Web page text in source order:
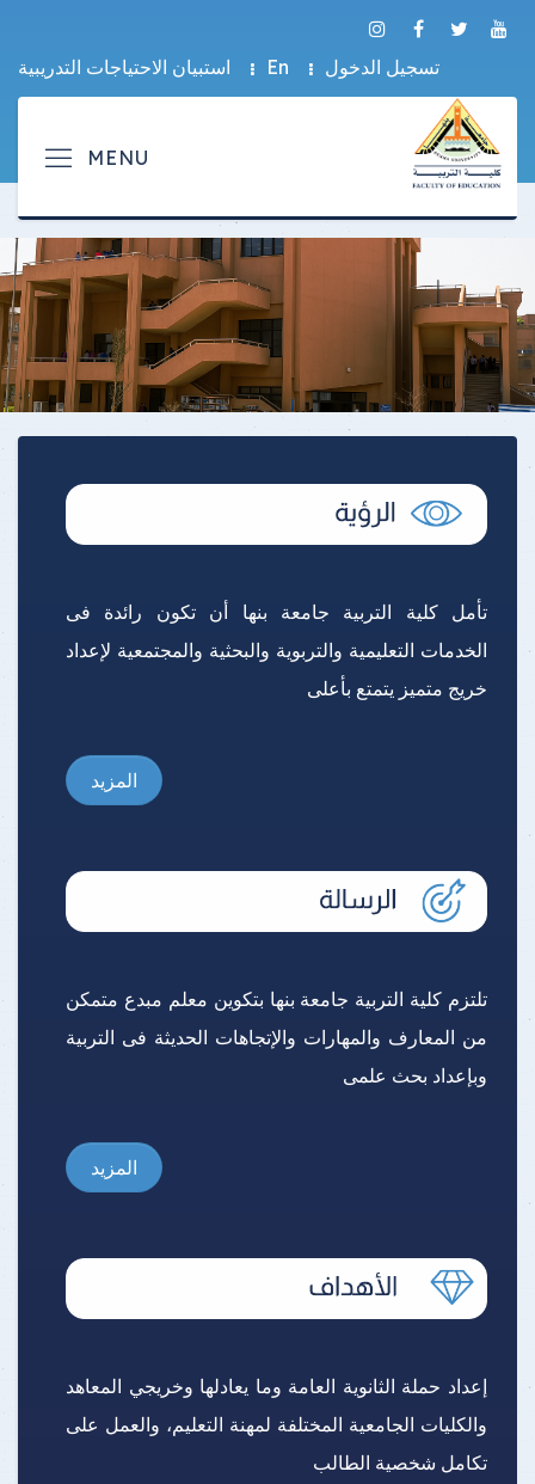
تسجيل الدخول En استبيان الاحتياجات التدريبية
تأمل كلية التربية جامعة بنها أن تكون رائدة فى
الخدمات التعليمية والتربوية والبحثية والمجتمعية لإعداد
خريج متميز يتمتع بأعلى
المزيد
تلتزم كلية التربية جامعة بنها بتكوين معلم مبدع متمكن
من المعارف والمهارات والإتجاهات الحديثة فى التربية
وبإعداد بحث علمى
المزيد
إعداد حملة الثانوية العامة وما يعادلها وخريجي المعاهد
والكليات الجامعية المختلفة لمهنة التعليم، والعمل على
تكامل شخصية الطالب